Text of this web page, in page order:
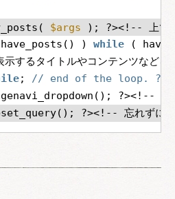
$args
); ?><!-- 上で指
) while
(
するタイトルやコンテンツなど
; // end of the loop. ?><!--
?><!--
?><!-- 忘れずにリ